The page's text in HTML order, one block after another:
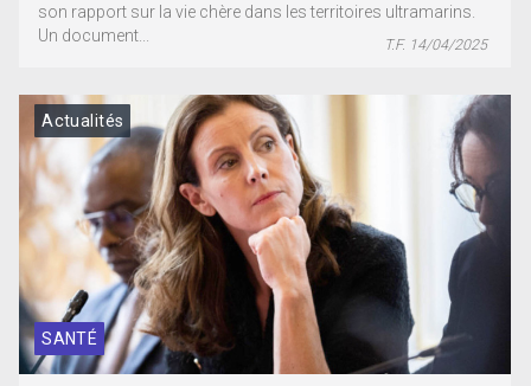
son rapport sur la vie chère dans les territoires ultramarins.
Un document...
T.F. 14/04/2025
SANTÉ
Actualités